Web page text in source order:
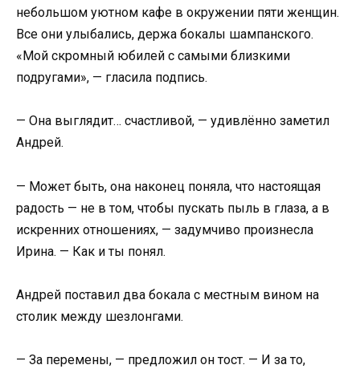
небольшом уютном кафе в окружении пяти женщин.
Все они улыбались, держа бокалы шампанского.
«Мой скромный юбилей с самыми близкими
подругами», — гласила подпись.
— Она выглядит… счастливой, — удивлённо заметил
Андрей.
— Может быть, она наконец поняла, что настоящая
радость — не в том, чтобы пускать пыль в глаза, а в
искренних отношениях, — задумчиво произнесла
Ирина. — Как и ты понял.
Андрей поставил два бокала с местным вином на
столик между шезлонгами.
— За перемены, — предложил он тост. — И за то,